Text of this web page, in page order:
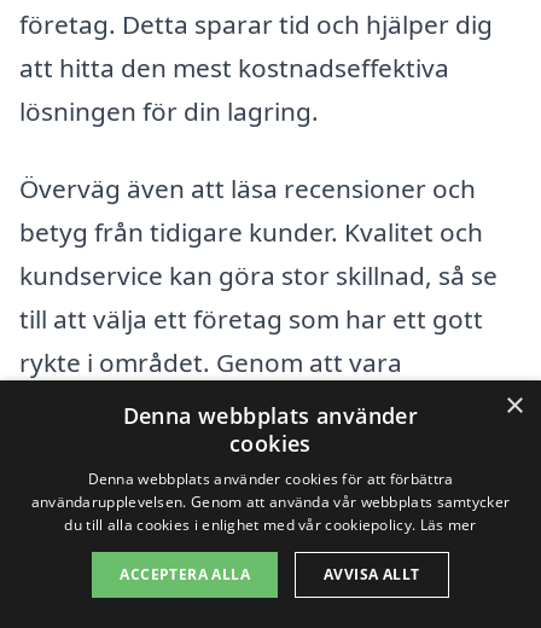
företag. Detta sparar tid och hjälper dig
att hitta den mest kostnadseffektiva
lösningen för din lagring.
Överväg även att läsa recensioner och
betyg från tidigare kunder. Kvalitet och
kundservice kan göra stor skillnad, så se
till att välja ett företag som har ett gott
rykte i området. Genom att vara
välinformerad kan du fatta ett bättre
beslut om vilken typ av magasinering i
Borrby som bäst uppfyller dina behov.
Få 3 erbjudanden, gratis och utan
×
Denna webbplats använder
cookies
Denna webbplats använder cookies för att förbättra
användarupplevelsen. Genom att använda vår webbplats samtycker
du till alla cookies i enlighet med vår cookiepolicy. Läs mer
ACCEPTERA ALLA AVVISA ALLT